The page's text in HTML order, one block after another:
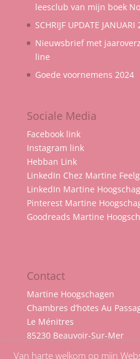
leesclub van mijn boek
SCHRIJF UPDATE JANUARI
Nieuwsbrief met
line
Goede voornemens 2024
Sociale Media
Facebook link
Instagram link
Hebban Link
LinkedIn Chez Martine
LinkedIn Martine
Pinterest Martine
Goodreads Martine
Contact
Martine Hoogschagen
Chambres d’hotes Au
Le Ménitres
85230 Beauvoir-Sur-Mer
Frankrijk
Van harte welkom op mijn